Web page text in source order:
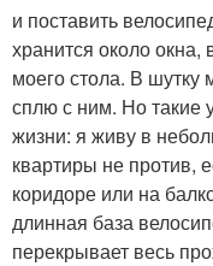
и поставить
хранится около окна,
моего стола. В шутку
сплю с ним. Но такие
жизни: я живу в
квартиры не против,
коридоре или на
длинная база
перекрывает весь